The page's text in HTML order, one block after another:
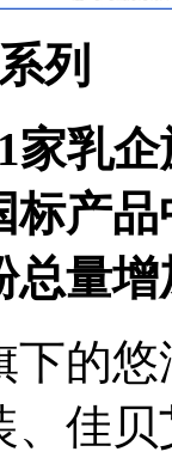
列
家乳
标产
总量
的悠
、佳